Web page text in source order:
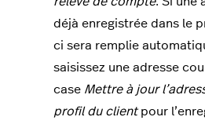
déjà enregistrée dans le
ci sera remplie
saisissez une adresse
case Mettre à jour
profil du clientpour